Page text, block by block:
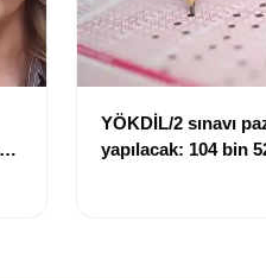
YÖKDİL/2 sınavı
yapılacak: 104 bin